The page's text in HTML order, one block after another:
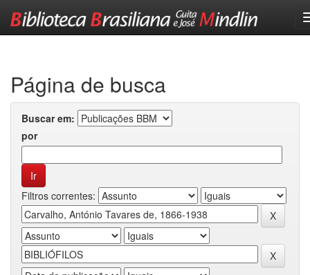
Página de busca
Buscar em:
por
Filtros correntes: